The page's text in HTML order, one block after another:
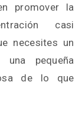
promover la
casi
necesites un
pequeña
de lo que